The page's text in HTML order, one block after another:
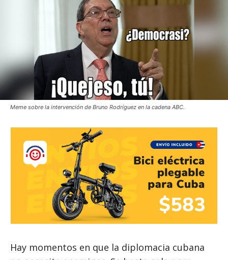
Meme sobre la intervención de Bruno Rodríguez en la cadena ABC.
Hay momentos en que la diplomacia cubana